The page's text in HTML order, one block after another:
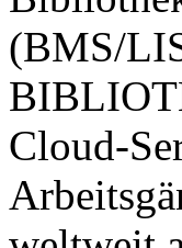
(BMS/
Cloud-